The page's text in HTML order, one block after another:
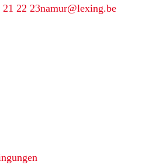
21 22 23namur@lexing.be